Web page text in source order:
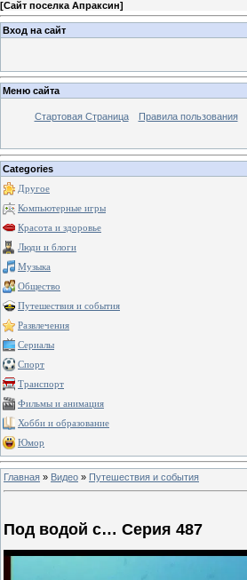
[Сайт поселка Апраксин]
Вход на сайт
Меню сайта
Стартовая Страница Правила пользования
Categories
Другое
Компьютерные игры
Красота и здоровье
Люди и блоги
Музыка
Общество
Путешествия и события
Развлечения
Сериалы
Спорт
Транспорт
Фильмы и анимация
Хобби и образование
Юмор
Главная » Видео » Путешествия и события
Под водой с… Серия 487